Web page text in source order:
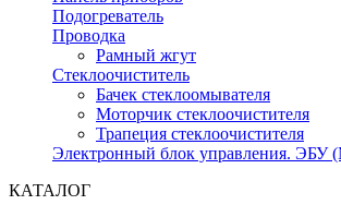
Подогреватель
Проводка
Рамный жгут
Стеклоочиститель
Бачек стеклоомывателя
Моторчик стеклоочистителя
Трапеция стеклоочистителя
Электронный блок управления. ЭБУ
КАТАЛОГ